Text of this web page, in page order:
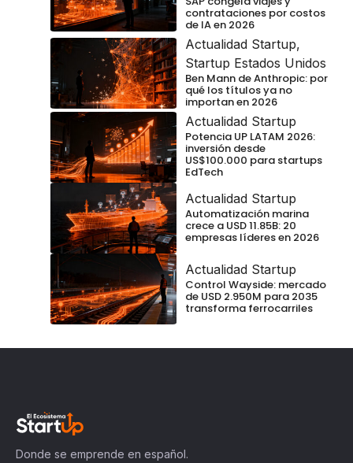
contrataciones por costos
de IA en 2026
Actualidad Startup,
Startup Estados Unidos
Ben Mann de Anthropic: por
qué los títulos ya no
importan en 2026
Actualidad Startup
Potencia UP LATAM 2026:
inversión desde
US$100.000 para startups
EdTech
Actualidad Startup
Automatización marina
crece a USD 11.85B: 20
empresas líderes en 2026
Actualidad Startup
Control Wayside: mercado
de USD 2.950M para 2035
transforma ferrocarriles
Donde se emprende en español.